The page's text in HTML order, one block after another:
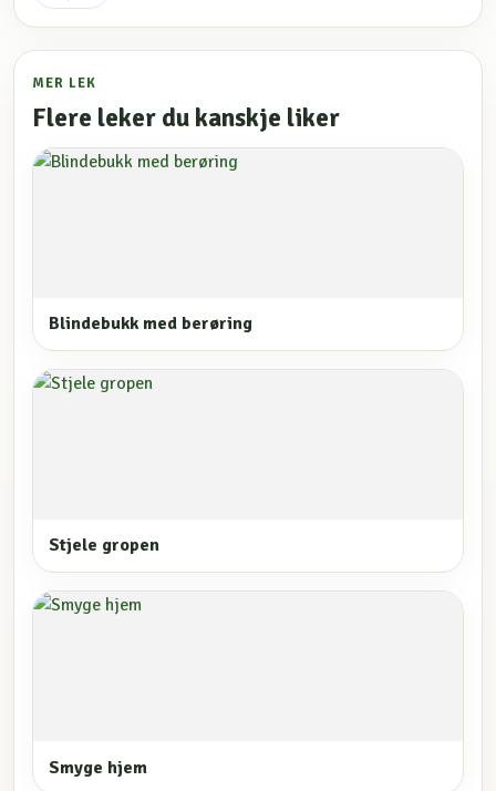
MER LEK
Flere leker du kanskje liker
Blindebukk med berøring
Stjele gropen
Smyge hjem